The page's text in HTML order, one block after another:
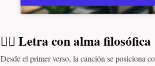
🧘‍♂️ Letra con alma filosófica
Desde el primer verso, la canción se posiciona